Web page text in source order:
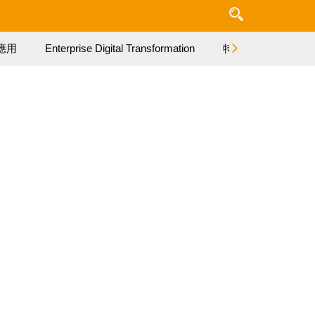
用 Enterprise Digital Transformation 特集